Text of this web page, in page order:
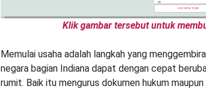
Klik gambar tersebut untuk
Memulai usaha adalah langkah yang
negara bagian Indiana dapat dengan cepat
rumit. Baik itu mengurus dokumen hukum